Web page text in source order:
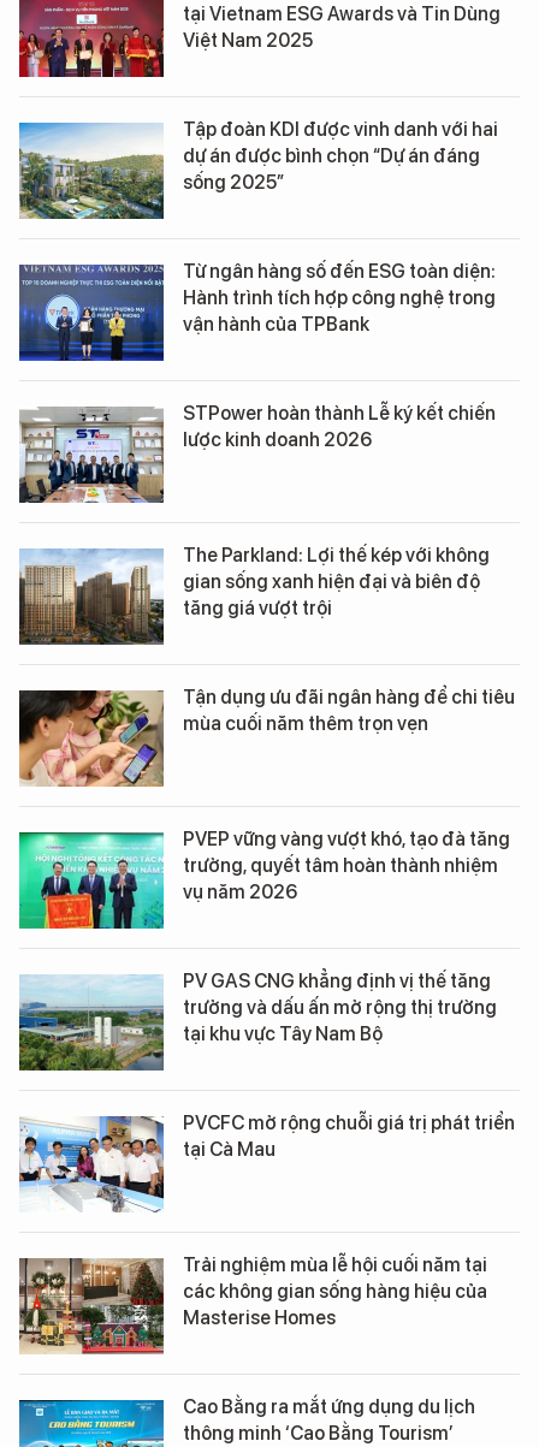
tại Vietnam ESG Awards và Tin Dùng
Việt Nam 2025
Tập đoàn KDI được vinh danh với hai
dự án được bình chọn “Dự án đáng
sống 2025”
Từ ngân hàng số đến ESG toàn diện:
Hành trình tích hợp công nghệ trong
vận hành của TPBank
STPower hoàn thành Lễ ký kết chiến
lược kinh doanh 2026
The Parkland: Lợi thế kép với không
gian sống xanh hiện đại và biên độ
tăng giá vượt trội
Tận dụng ưu đãi ngân hàng để chi tiêu
mùa cuối năm thêm trọn vẹn
PVEP vững vàng vượt khó, tạo đà tăng
trưởng, quyết tâm hoàn thành nhiệm
vụ năm 2026
PV GAS CNG khẳng định vị thế tăng
trưởng và dấu ấn mở rộng thị trường
tại khu vực Tây Nam Bộ
PVCFC mở rộng chuỗi giá trị phát triển
tại Cà Mau
Trải nghiệm mùa lễ hội cuối năm tại
các không gian sống hàng hiệu của
Masterise Homes
Cao Bằng ra mắt ứng dụng du lịch
thông minh ‘Cao Bằng Tourism’